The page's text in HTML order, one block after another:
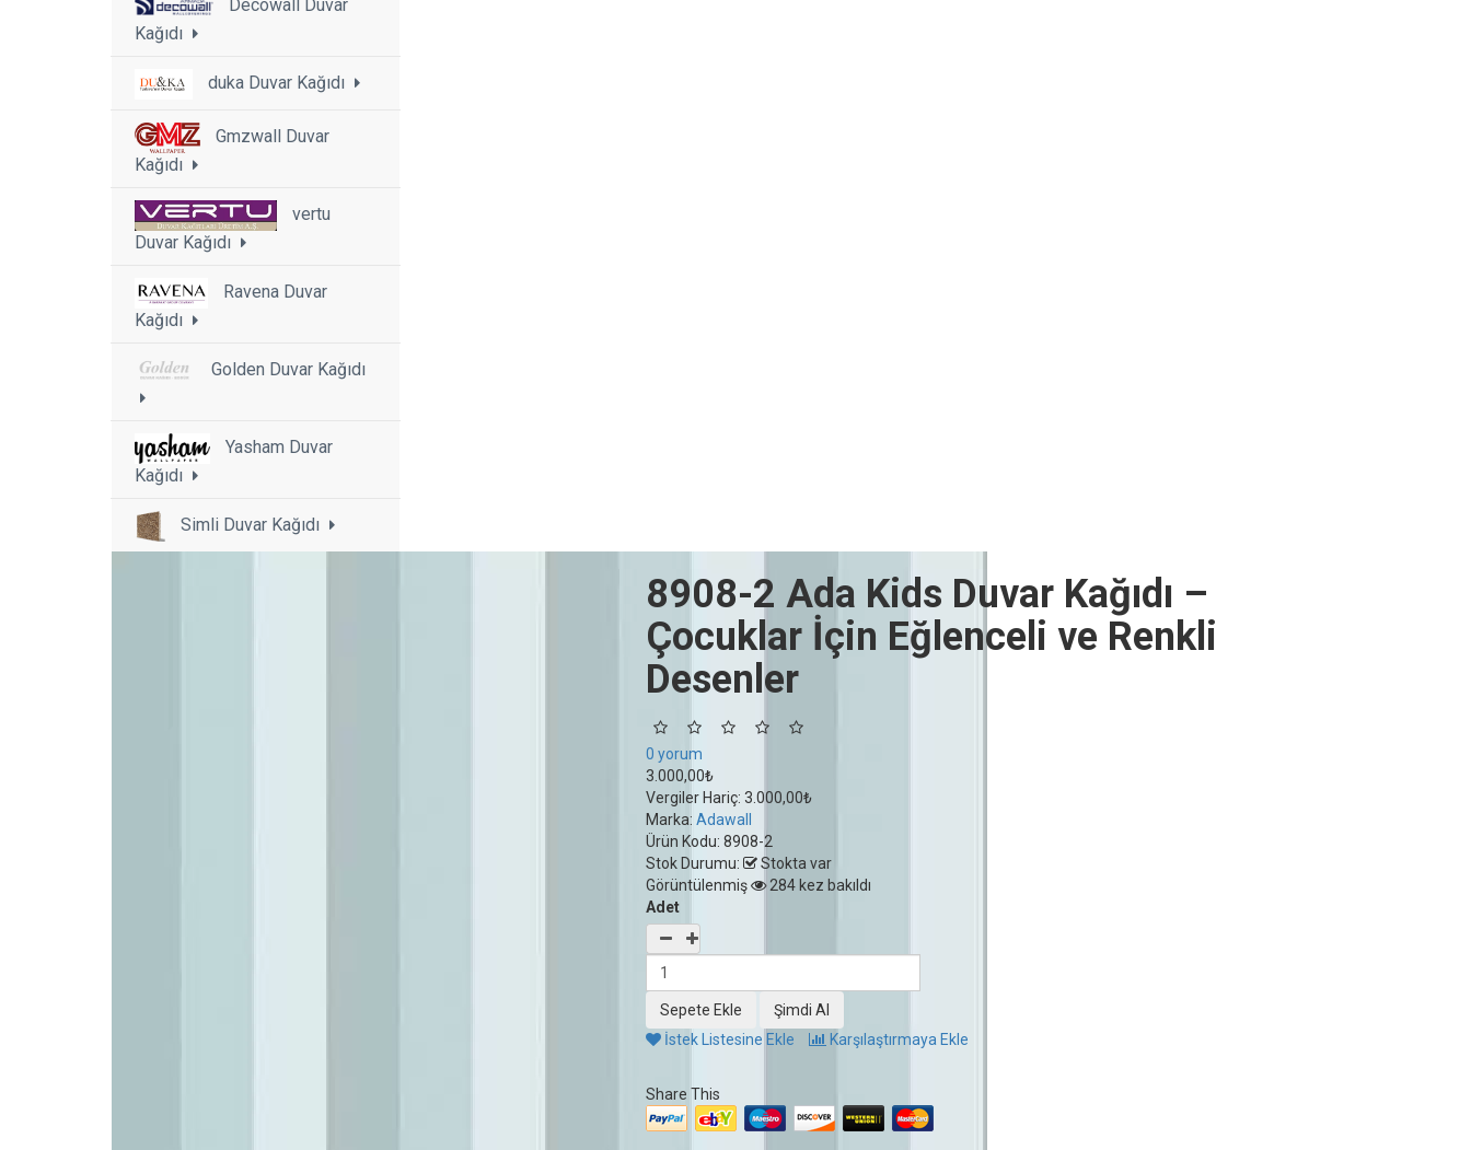
Decowall Duvar
Kağıdı
duka Duvar Kağıdı
Gmzwall Duvar
Kağıdı
vertu
Duvar Kağıdı
Ravena Duvar
Kağıdı
Golden Duvar Kağıdı
Yasham Duvar
Kağıdı
Simli Duvar Kağıdı
8908-2 Ada Kids Duvar Kağıdı –
Çocuklar İçin Eğlenceli ve Renkli
Desenler
0 yorum
3.000,00₺
Vergiler Hariç: 3.000,00₺
Marka: Adawall
Ürün Kodu: 8908-2
Stok Durumu:
Stokta var
Görüntülenmiş
284 kez bakıldı
Adet
İstek Listesine Ekle Karşılaştırmaya Ekle
Share This